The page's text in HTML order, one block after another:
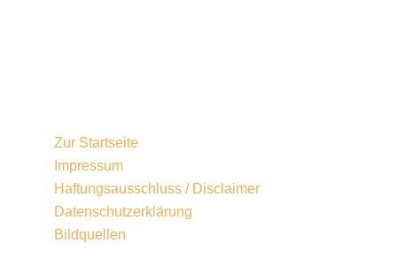
Zur Startseite
Impressum
Haftungsausschluss / Disclaimer
Datenschutzerklärung
Bildquellen